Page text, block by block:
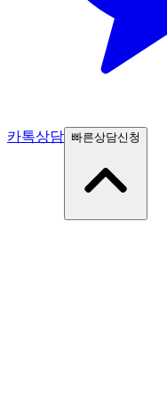
카톡상담 빠른상담신청